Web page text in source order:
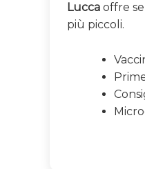
Lucca offre
più piccoli.